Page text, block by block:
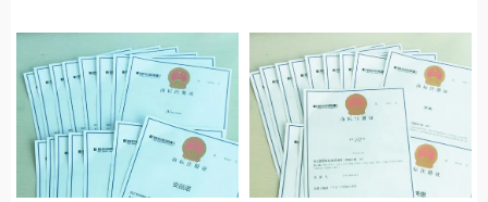
关从业者，都得对它有清晰的认
识，才能在这场商标的 “保卫
战” 中，守住自己的品牌阵地。
路径，为商标权利人提供全面的
应对策略。